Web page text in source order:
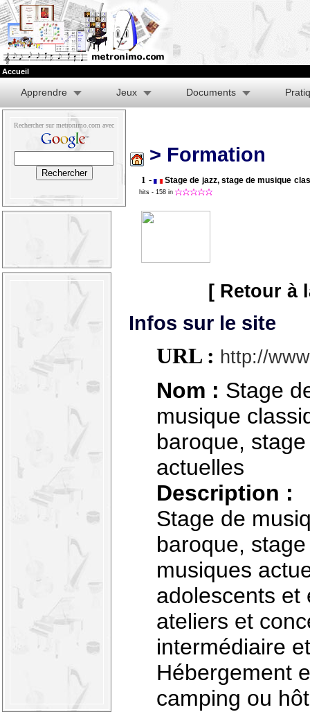
Accueil
Apprendre Jeux Documents
Rechercher sur metronimo.com avec
> Formation
1 - Stage de jazz, stage de musique
hits- 158 in
[ Retour à
Infos sur le site
URL : http://
Nom : Stage
musique
baroque,
actuelles
Description :
Stage de
baroque,
musiques
adolescents et
ateliers et
intermédiaire
Hébergement
camping ou